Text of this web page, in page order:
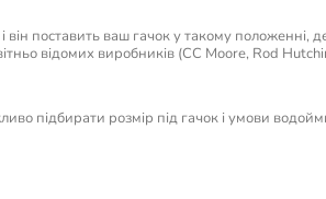
поставить ваш гачок у такому положенні,
відомих виробників (CC Moore, Rod
підбирати розмір під гачок і умови